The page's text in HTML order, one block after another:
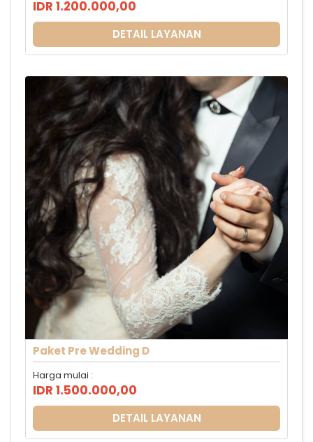
IDR 1.200.000,00
DETAIL LAYANAN
Paket Pre Wedding D
Harga mulai :
IDR 1.500.000,00
DETAIL LAYANAN